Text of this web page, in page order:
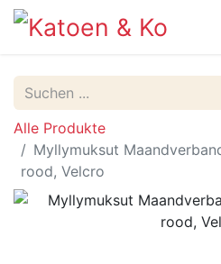
Alle Produkte
Myllymuksut
rood, Velcro